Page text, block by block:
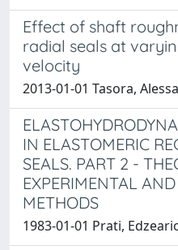
Effect of shaft
radial seals at
velocity
2013-01-01 Tasora,
IN ELASTOMERIC
SEALS. PART 2 -
EXPERIMENTAL
METHODS
1983-01-01 Prati,